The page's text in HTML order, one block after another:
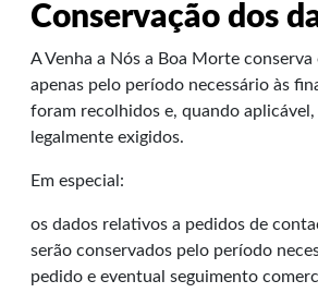
Conservação dos
A Venha a Nós a Boa Morte conserva
apenas pelo período necessário às
foram recolhidos e, quando
legalmente exigidos.
Em especial:
os dados relativos a pedidos de
serão conservados pelo período
pedido e eventual seguimento